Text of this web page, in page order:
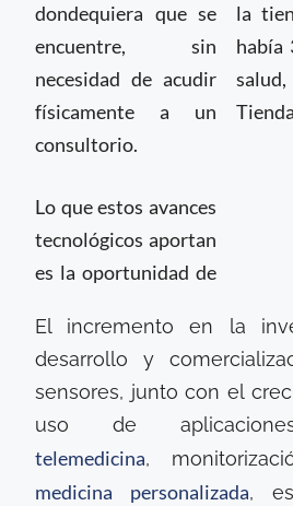
dondequiera que se
encuentre, sin
necesidad de acudir
físicamente a un
consultorio.
Lo que estos avances
tecnológicos aportan
es la oportunidad de
la
había
El incremento en la
desarrollo y
sensores, junto con el
uso de
telemedicina,
medicina personalizada,